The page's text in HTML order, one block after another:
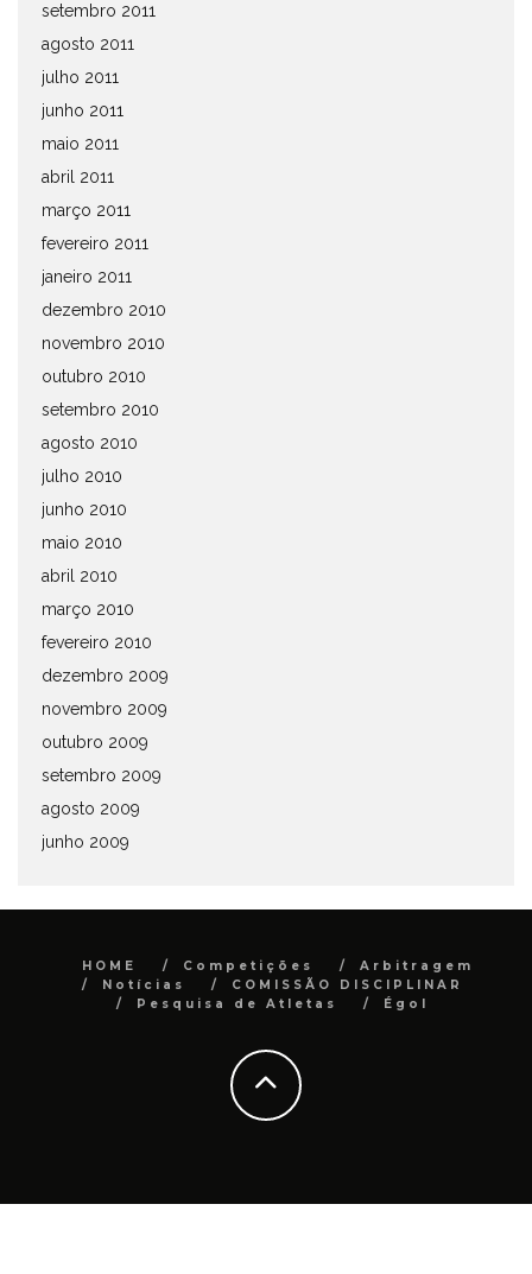
setembro 2011
agosto 2011
julho 2011
junho 2011
maio 2011
abril 2011
março 2011
fevereiro 2011
janeiro 2011
dezembro 2010
novembro 2010
outubro 2010
setembro 2010
agosto 2010
julho 2010
junho 2010
maio 2010
abril 2010
março 2010
fevereiro 2010
dezembro 2009
novembro 2009
outubro 2009
setembro 2009
agosto 2009
junho 2009
HOME Competições
Arbitragem
Notícias
COMISSÃO DISCIPLINAR
Pesquisa de Atletas
Égol